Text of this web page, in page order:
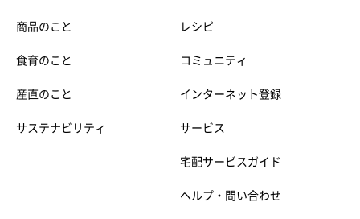
商品のこと
食育のこと
産直のこと
サステナビリティ
レシピ
コミュニティ
インターネット登録
サービス
宅配サービスガイド
ヘルプ・問い合わせ